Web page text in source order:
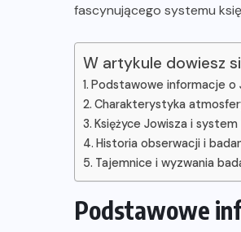
fascynującego systemu
W artykule dowiesz
Podstawowe informacje o
Charakterystyka
Księżyce Jowisza i
Historia obserwacji i
Tajemnice i wyzwania
Podstawowe